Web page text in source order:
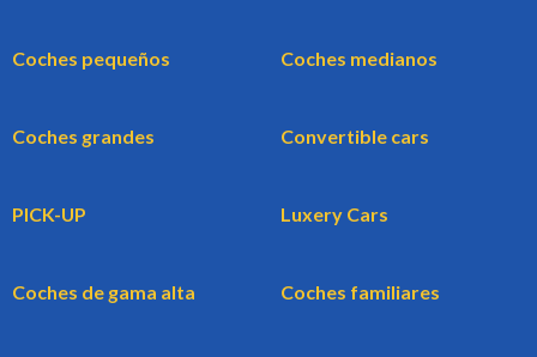
Coches pequeños Coches medianos
Coches grandes Convertible cars
PICK-UP Luxery Cars
Coches de gama alta Coches familiares